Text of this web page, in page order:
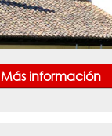
Más información